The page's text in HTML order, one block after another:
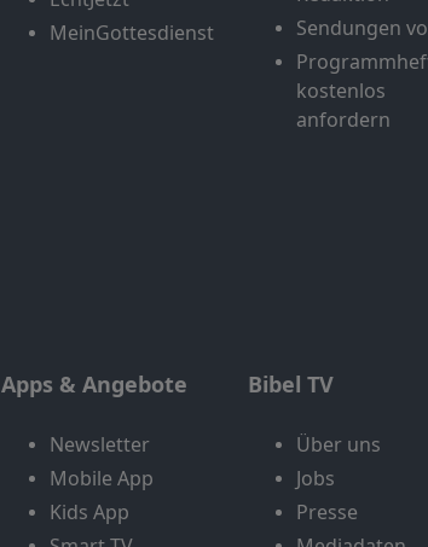
MeinGottesdienst
Sendungen
kostenlos
anfordern
Apps & Angebote
Newsletter
Mobile App
Kids App
Bibel TV
Über uns
Jobs
Presse